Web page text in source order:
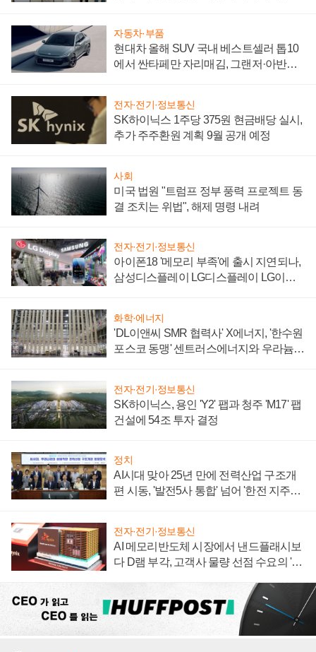
자동차·부품
현대차 올해 SUV 국내 베스트셀러 톱10
에서 싼타페만 자리매김, 그랜저·아반떼
전자·전기·정보통신
SK하이닉스 1주당 375원 현금배당 실시,
추가 주주환원 계획 9월 공개 예정
사회
미국 법원 "트럼프 정부 풍력 프로젝트 동
결 조치는 위법", 해제 명령 내려
전자·전기·정보통신
아이폰18 '메모리 부족'에 출시 지연되나,
삼성디스플레이 LG디스플레이 LG이노
화학·에너지
'DL이앤씨 SMR 협력사' X에너지, '한수원
포스코 동맹' 센트러스에너지와 우라늄
전자·전기·정보통신
SK하이닉스, 용인 'Y2' 팹과 청주 'M17' 팹
건설에 54조 투자 결정
정치
AI시대 맞아 25년 만에 전력산업 구조개
편 시동, '발전5사 통합' 넘어 '한전 지주사'
전자·전기·정보통신
AI 메모리반도체 시장에서 낸드플래시보
다 D램 부각, 고객사 물량 선점 수요의 '우